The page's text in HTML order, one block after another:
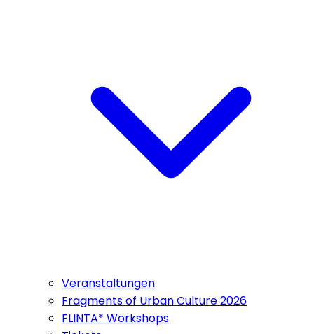
Veranstaltungen
Fragments of Urban Culture 2026
FLINTA* Workshops